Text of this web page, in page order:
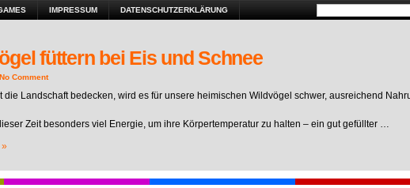
IMPRESSUM DATENSCHUTZERKLÄRUNG
füttern bei Eis und Schnee
No Comment
die Landschaft bedecken, wird es für unsere heimischen Wildvögel schwer, ausreichend
Zeit besonders viel Energie, um ihre Körpertemperatur zu halten – ein gut gefüllter …
»